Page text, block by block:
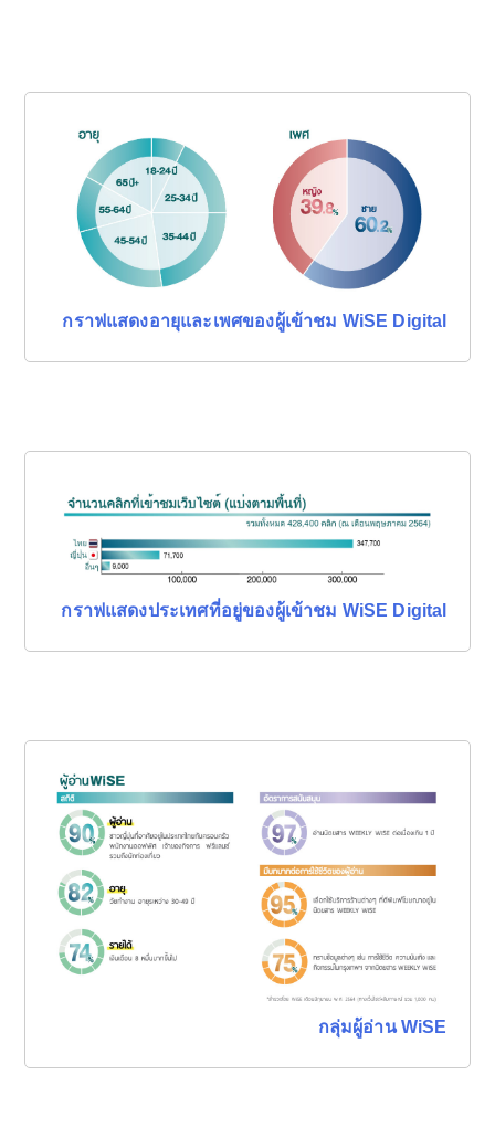
กราฟแสดงอายุและเพศของผู้เข้าชม WiSE Digital
กราฟแสดงประเทศที่อยู่ของผู้เข้าชม WiSE Digital
กลุ่มผู้อ่าน WiSE